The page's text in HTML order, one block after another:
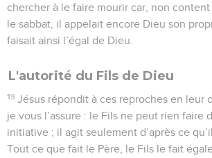
chercher à le faire mourir car, non
le sabbat, il appelait encore Dieu son
faisait ainsi l’égal de Dieu.
L'autorité du Fils de Dieu
19 Jésus répondit à ces reproches en leur
je vous l’assure : le Fils ne peut rien faire
initiative ; il agit seulement d’après ce
Tout ce que fait le Père, le Fils le fait